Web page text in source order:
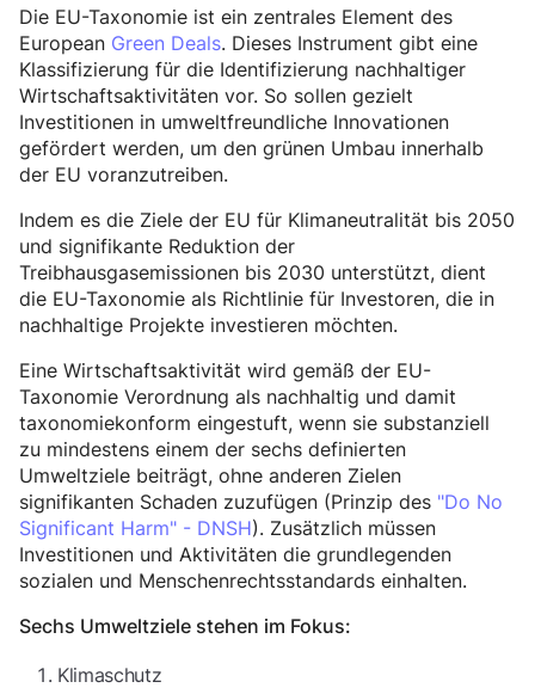
Die EU-Taxonomie ist ein zentrales Element des
European Green Deals. Dieses Instrument gibt eine
Klassifizierung für die Identifizierung nachhaltiger
Wirtschaftsaktivitäten vor. So sollen gezielt
Investitionen in umweltfreundliche Innovationen
gefördert werden, um den grünen Umbau innerhalb
der EU voranzutreiben.
Indem es die Ziele der EU für Klimaneutralität bis 2050
und signifikante Reduktion der
Treibhausgasemissionen bis 2030 unterstützt, dient
die EU-Taxonomie als Richtlinie für Investoren, die in
nachhaltige Projekte investieren möchten.
Eine Wirtschaftsaktivität wird gemäß der EU-
Taxonomie Verordnung als nachhaltig und damit
taxonomiekonform eingestuft, wenn sie substanziell
zu mindestens einem der sechs definierten
Umweltziele beiträgt, ohne anderen Zielen
signifikanten Schaden zuzufügen (Prinzip des "Do No
Significant Harm" - DNSH). Zusätzlich müssen
Investitionen und Aktivitäten die grundlegenden
sozialen und Menschenrechtsstandards einhalten.
Sechs Umweltziele stehen im Fokus:
Klimaschutz